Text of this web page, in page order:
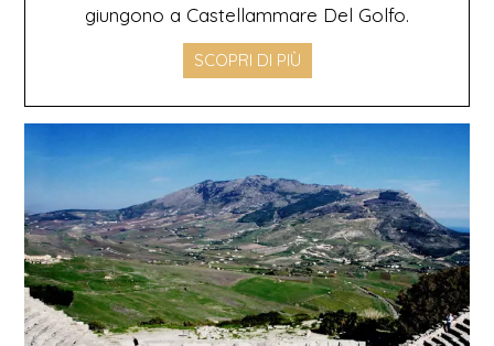
giungono a Castellammare Del Golfo.
SCOPRI DI PIÙ